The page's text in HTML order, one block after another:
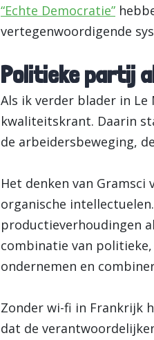
“Echte Democratie”
vertegenwoordigende
Politieke partij
Als ik verder blader in
kwaliteitskrant. Daarin
de arbeidersbeweging,
Het denken van
organische
productieverhoudingen
combinatie van
ondernemen en
Zonder wi-fi in Frankrijk
dat de